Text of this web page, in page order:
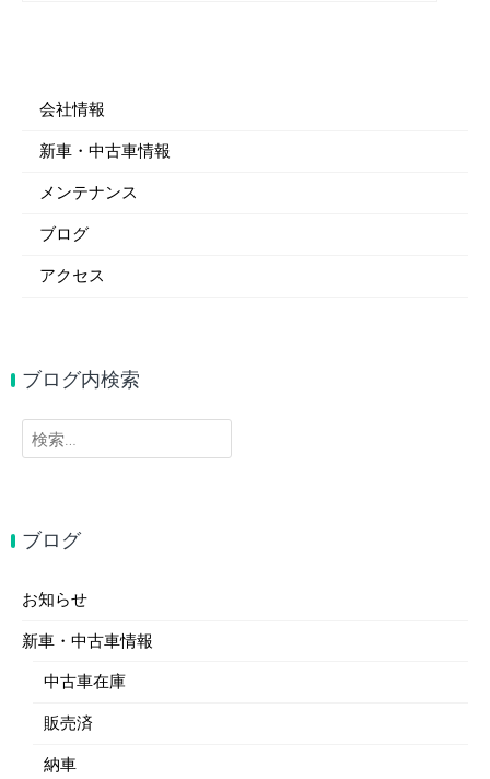
会社情報
新車・中古車情報
メンテナンス
ブログ
アクセス
ブログ内検索
検
索:
ブログ
お知らせ
新車・中古車情報
中古車在庫
販売済
納車